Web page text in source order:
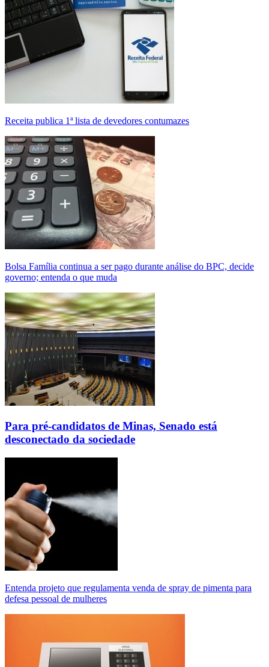
Receita publica 1ª lista de devedores contumazes
Bolsa Família continua a ser pago durante análise do BPC, decide
governo; entenda o que muda
Para pré-candidatos de Minas, Senado está
desconectado da sociedade
Entenda projeto que regulamenta venda de spray de pimenta para
defesa pessoal de mulheres